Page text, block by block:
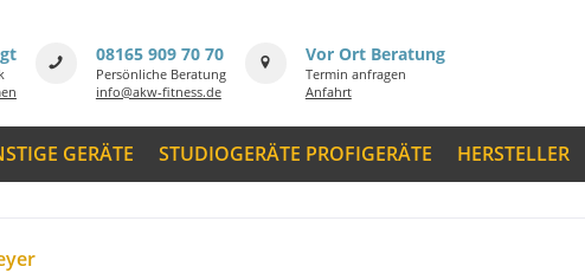
08165 909 70 70
Persönliche Beratung
info@akw-fitness.de
Vor Ort Beratung
Termin anfragen
Anfahrt
GERÄTE STUDIOGERÄTE PROFIGERÄTE HERSTELLER